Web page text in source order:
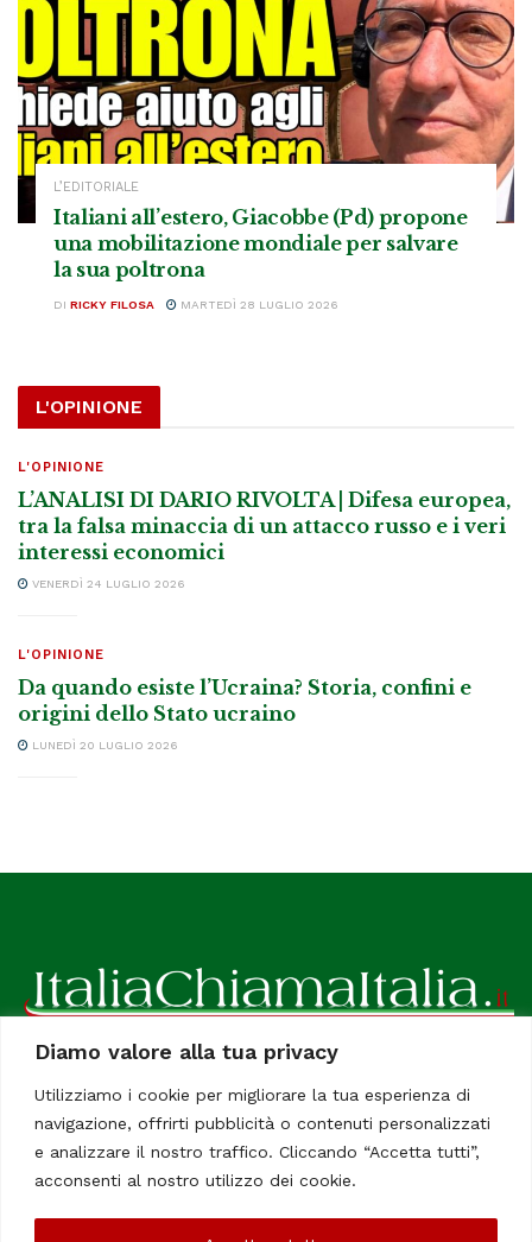
Diamo valore alla tua privacy
Utilizziamo i cookie per migliorare la tua esperienza di
navigazione, offrirti pubblicità o contenuti personalizzati
e analizzare il nostro traffico. Cliccando “Accetta tutti”,
acconsenti al nostro utilizzo dei cookie.
L’EDITORIALE
Italiani all’estero, Giacobbe (Pd) propone
una mobilitazione mondiale per salvare
la sua poltrona
DI RICKY FILOSA MARTEDÌ 28 LUGLIO 2026
L'OPINIONE
L'OPINIONE
L’ANALISI DI DARIO RIVOLTA | Difesa europea,
tra la falsa minaccia di un attacco russo e i veri
interessi economici
VENERDÌ 24 LUGLIO 2026
L'OPINIONE
Da quando esiste l’Ucraina? Storia, confini e
origini dello Stato ucraino
LUNEDÌ 20 LUGLIO 2026
ItaliaChiamaItalia, il TUO quotidiano online preferito.
Dedicato in particolare a tutti gli italiani residenti all'estero.
Tutti i diritti sono riservati. Quotidiano online indipendente